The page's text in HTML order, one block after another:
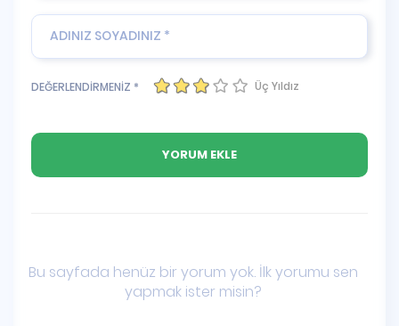
DEĞERLENDİRMENİZ * Üç Yıldız
Bu sayfada henüz bir yorum yok. İlk yorumu sen
yapmak ister misin?